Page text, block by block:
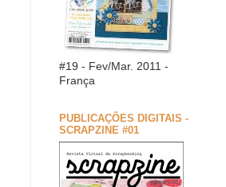
#19 - Fev/Mar. 2011 -
França
PUBLICAÇÕES DIGITAIS -
SCRAPZINE #01